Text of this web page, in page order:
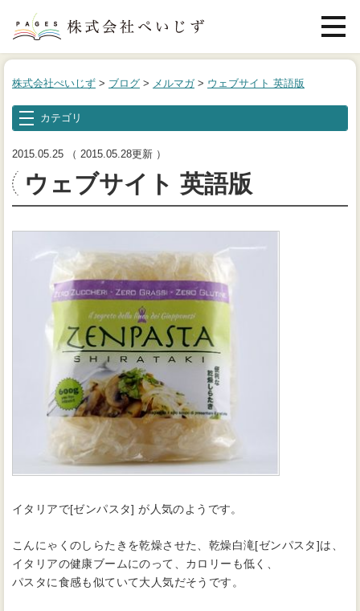
メニュ
株式会社ぺいじず > ブログ > メルマガ> ウェブサイト 英語版
カテゴリ
2015.05.25 （ 2015.05.28更新 ）
ウェブサイト 英語版
イタリアで[ゼンパスタ] が人気のようです。
こんにゃくのしらたきを乾燥させた、乾燥白滝[ゼンパスタ]は、
イタリアの健康ブームにのって、カロリーも低く、
パスタに食感も似ていて大人気だそうです。